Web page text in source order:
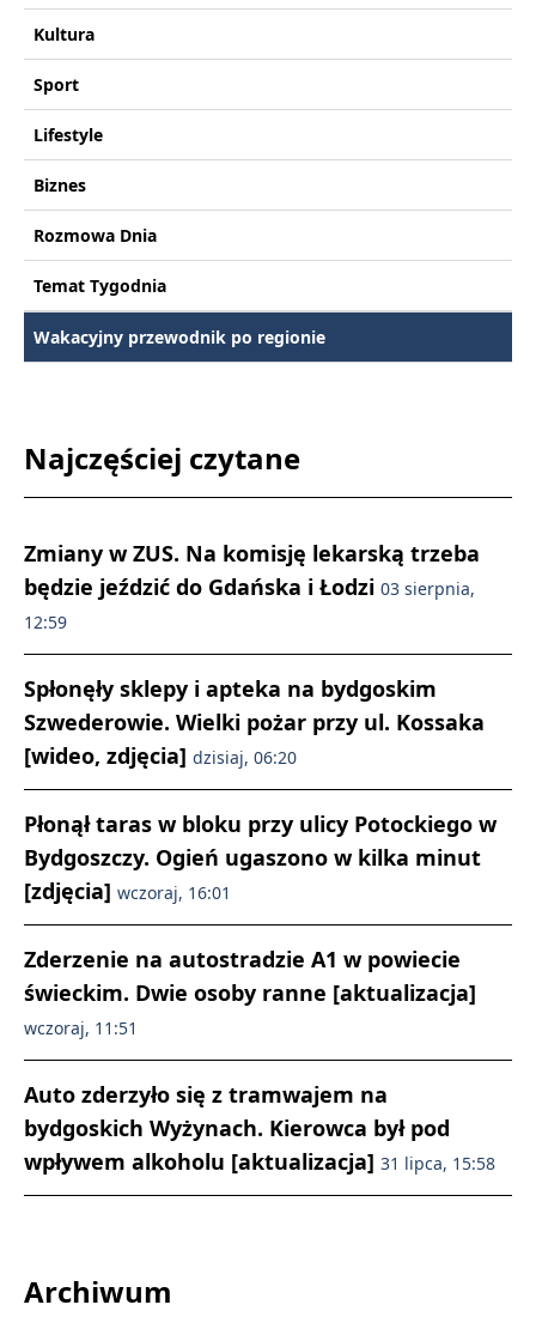
Kultura
Sport
Lifestyle
Biznes
Rozmowa Dnia
Temat Tygodnia
Wakacyjny przewodnik po regionie
Najczęściej czytane
Zmiany w ZUS. Na komisję lekarską trzeba
będzie jeździć do Gdańska i Łodzi 03 sierpnia,
12:59
Spłonęły sklepy i apteka na bydgoskim
Szwederowie. Wielki pożar przy ul. Kossaka
[wideo, zdjęcia] dzisiaj, 06:20
Płonął taras w bloku przy ulicy Potockiego w
Bydgoszczy. Ogień ugaszono w kilka minut
[zdjęcia] wczoraj, 16:01
Zderzenie na autostradzie A1 w powiecie
świeckim. Dwie osoby ranne [aktualizacja]
wczoraj, 11:51
Auto zderzyło się z tramwajem na
bydgoskich Wyżynach. Kierowca był pod
wpływem alkoholu [aktualizacja] 31 lipca, 15:58
Archiwum